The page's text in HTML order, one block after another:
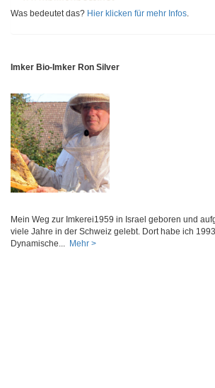
Was bedeutet das? Hier klicken für mehr Infos.
Imker Bio-Imker Ron Silver
Mein Weg zur Imkerei1959 in Israel geboren und
viele Jahre in der Schweiz gelebt. Dort habe ich
Dynamische... Mehr >